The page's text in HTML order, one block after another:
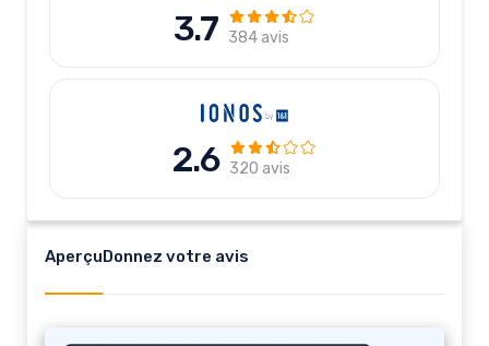
3.7 384 avis
2.6 320 avis
Aperçu Donnez votre avis